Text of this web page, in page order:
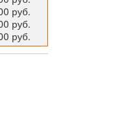
руб.
руб.
руб.